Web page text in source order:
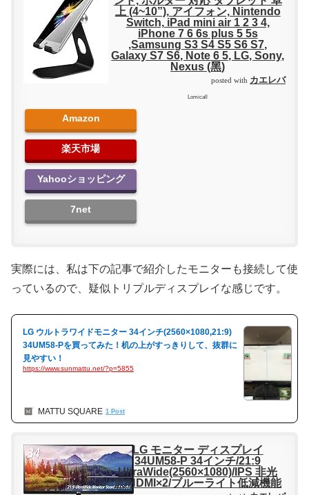
上 (4~10”), アイフォン, Nintendo
Switch, iPad mini air 1 2 3 4,
iPhone 7 6 6s plus 5 5s
,Samsung S3 S4 S5 S6 S7,
Galaxy S7 S6, Note 6 5, LG, Sony,
Nexus (黑)
posted with カエレバ
Lomicall
Amazon
楽天市場
Yahooショッピング
7net
実際には、私は下の記事で紹介したモニターも接続して使
っているので、疑似トリプルディスプレイな感じです。
LG ウルトラワイドモニター 34インチ(2560×1080,21:9)
34UM58-Pを買ってみた！机の上がすっきりして、抜群に
見やすい！
https://www.sunmattu.net/?p=5855
MATTU SQUARE 1 Post
LG モニター ディスプレイ
34UM58-P 34インチ/21:9
UltraWide(2560×1080)/IPS 非光
沢/HDMI×2/ブルーライト低減機能